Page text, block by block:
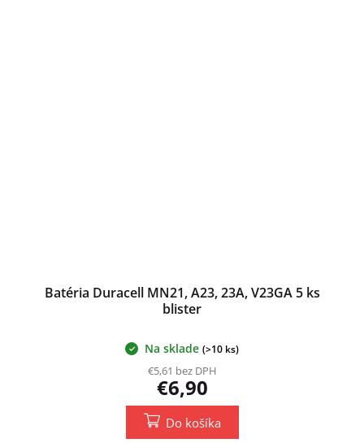
Batéria Duracell MN21, A23, 23A, V23GA 5 ks
blister
Na sklade (>10 ks)
€5,61 bez DPH
€6,90
Do košíka